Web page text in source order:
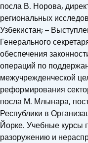
посла В. Норова,
региональных
Узбекистан; –
Генерального
обеспечения
операций по
межучрежденческой
реформирования
посла М. Млынара,
Республики в
Йорке. Учебные курсы
разоружению и